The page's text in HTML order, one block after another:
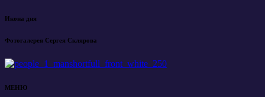
Икона дня
Фотогалерея Сергея Склярова
МЕНЮ